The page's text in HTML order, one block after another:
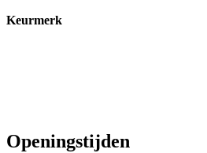
Keurmerk
Openingstijden